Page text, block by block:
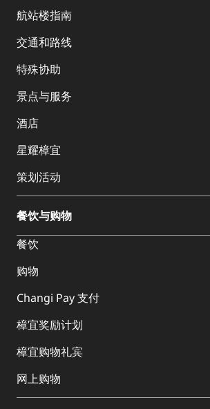
航站楼指南
交通和路线
特殊协助
景点与服务
酒店
星耀樟宜
策划活动
餐饮与购物
餐饮
购物
Changi Pay 支付
樟宜奖励计划
樟宜购物礼宾
网上购物